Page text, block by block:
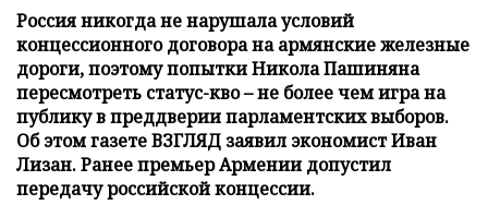
Россия никогда не нарушала условий
концессионного договора на армянские железные
дороги, поэтому попытки Никола Пашиняна
пересмотреть статус-кво – не более чем игра на
публику в преддверии парламентских выборов.
Об этом газете ВЗГЛЯД заявил экономист Иван
Лизан. Ранее премьер Армении допустил
передачу российской концессии.